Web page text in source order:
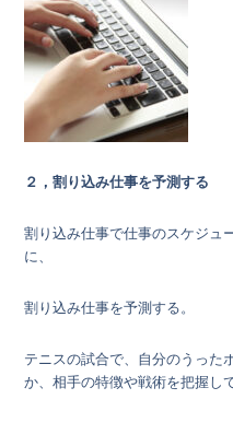
２，割り込み仕事を予測する
割り込み仕事で仕事のスケジュ
に、
割り込み仕事を予測する。
テニスの試合で、自分のうった
か、相手の特徴や戦術を把握し